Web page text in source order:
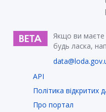
Якщо ви маєте
будь ласка,
API
Політика відкритих
Про портал